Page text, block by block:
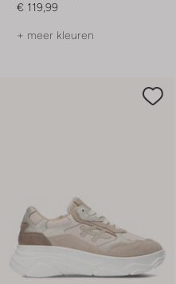
€ 119,99
+ meer kleuren